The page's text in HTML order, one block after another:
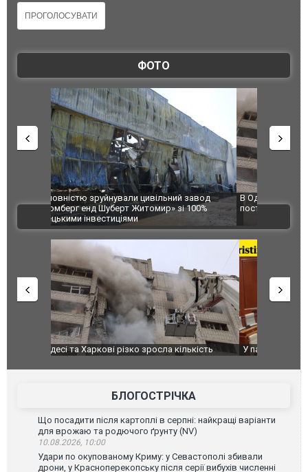
ФОТО
В Одесі та Харкові різко зросла кількість
постраждалих від обстрілу РФ
Ворог
двоє
після
ВІДЕО
У парламенті Косово прем'єра закидали яйцями
Приїхав
до
зіркового
БЛОГОСТРІЧКА
Що посадити після картоплі в серпні: найкращі варіанти
для врожаю та родючого ґрунту (NV)
10.08.2026, 10:00
Удари по окупованому Криму: у Севастополі збивали
дрони, у Красноперекопську після серії вибухів численні